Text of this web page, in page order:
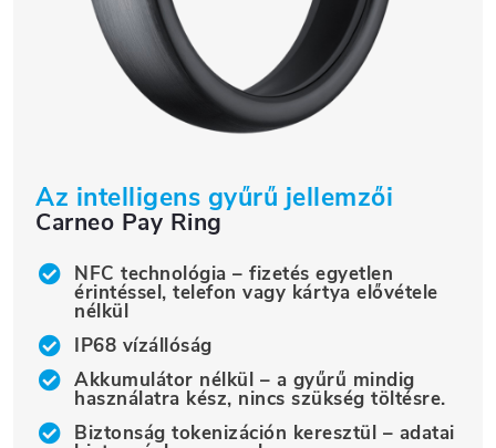
Az intelligens gyűrű jellemzői
Carneo Pay Ring
NFC technológia – fizetés egyetlen
érintéssel, telefon vagy kártya elővétele
nélkül
IP68 vízállóság
Akkumulátor nélkül – a gyűrű mindig
használatra kész, nincs szükség töltésre.
Biztonság tokenizáción keresztül – adatai